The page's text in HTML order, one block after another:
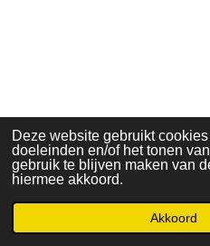
Deze website gebruikt
doeleinden en/of het tonen
gebruik te blijven maken van
hiermee akkoord.
Akkoord